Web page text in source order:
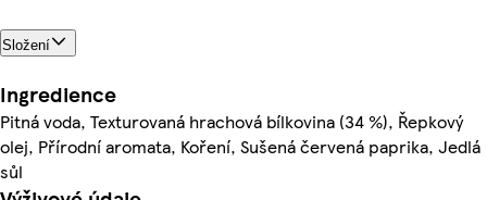
Složení
Ingredience
Pitná voda, Texturovaná hrachová bílkovina (34 %), Řepkový
olej, Přírodní aromata, Koření, Sušená červená paprika, Jedlá
sůl